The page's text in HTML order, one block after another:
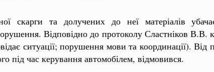
скарги та долучених до неї матеріалів
Відповідно до протоколу Сластніков В.В.
ситуації; порушення мови та координації).
під час керування автомобілем, відмовився.